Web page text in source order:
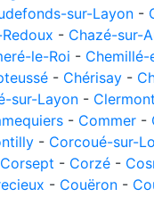
sur-Layon -
- Chazé-sur-
le-Roi - Chemillé-
- Chérisay -
sur-Layon -
- Commer -
- Corcoué-sur-
Corsept - Corzé -
- Couëron -